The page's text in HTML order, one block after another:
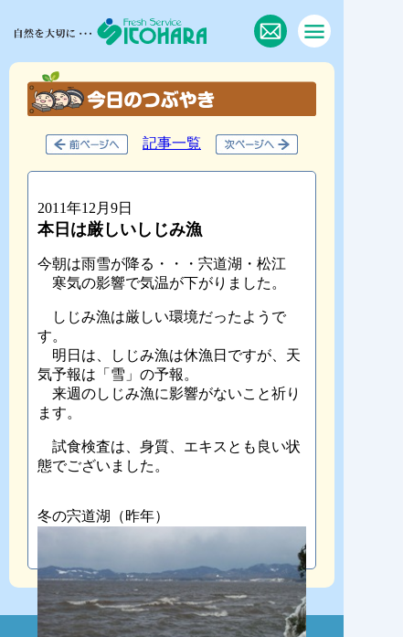
記事一覧
2011年12月9日
本日は厳しいしじみ漁
今朝は雨雪が降る・・・宍道湖・松江
寒気の影響で気温が下がりました。
しじみ漁は厳しい環境だったようで
す。
明日は、しじみ漁は休漁日ですが、天
気予報は「雪」の予報。
来週のしじみ漁に影響がないこと祈り
ます。
試食検査は、身質、エキスとも良い状
態でございました。
冬の宍道湖（昨年）